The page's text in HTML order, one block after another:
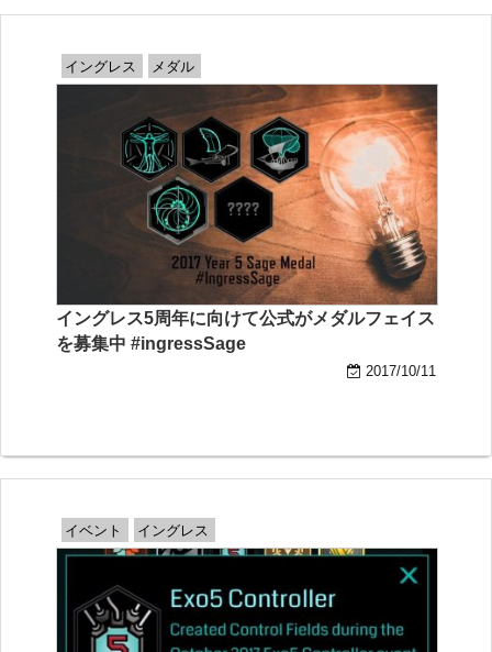
イングレス メダル
イングレス5周年に向けて公式がメダルフェイス
を募集中 #ingressSage
2017/10/11
イベント イングレス